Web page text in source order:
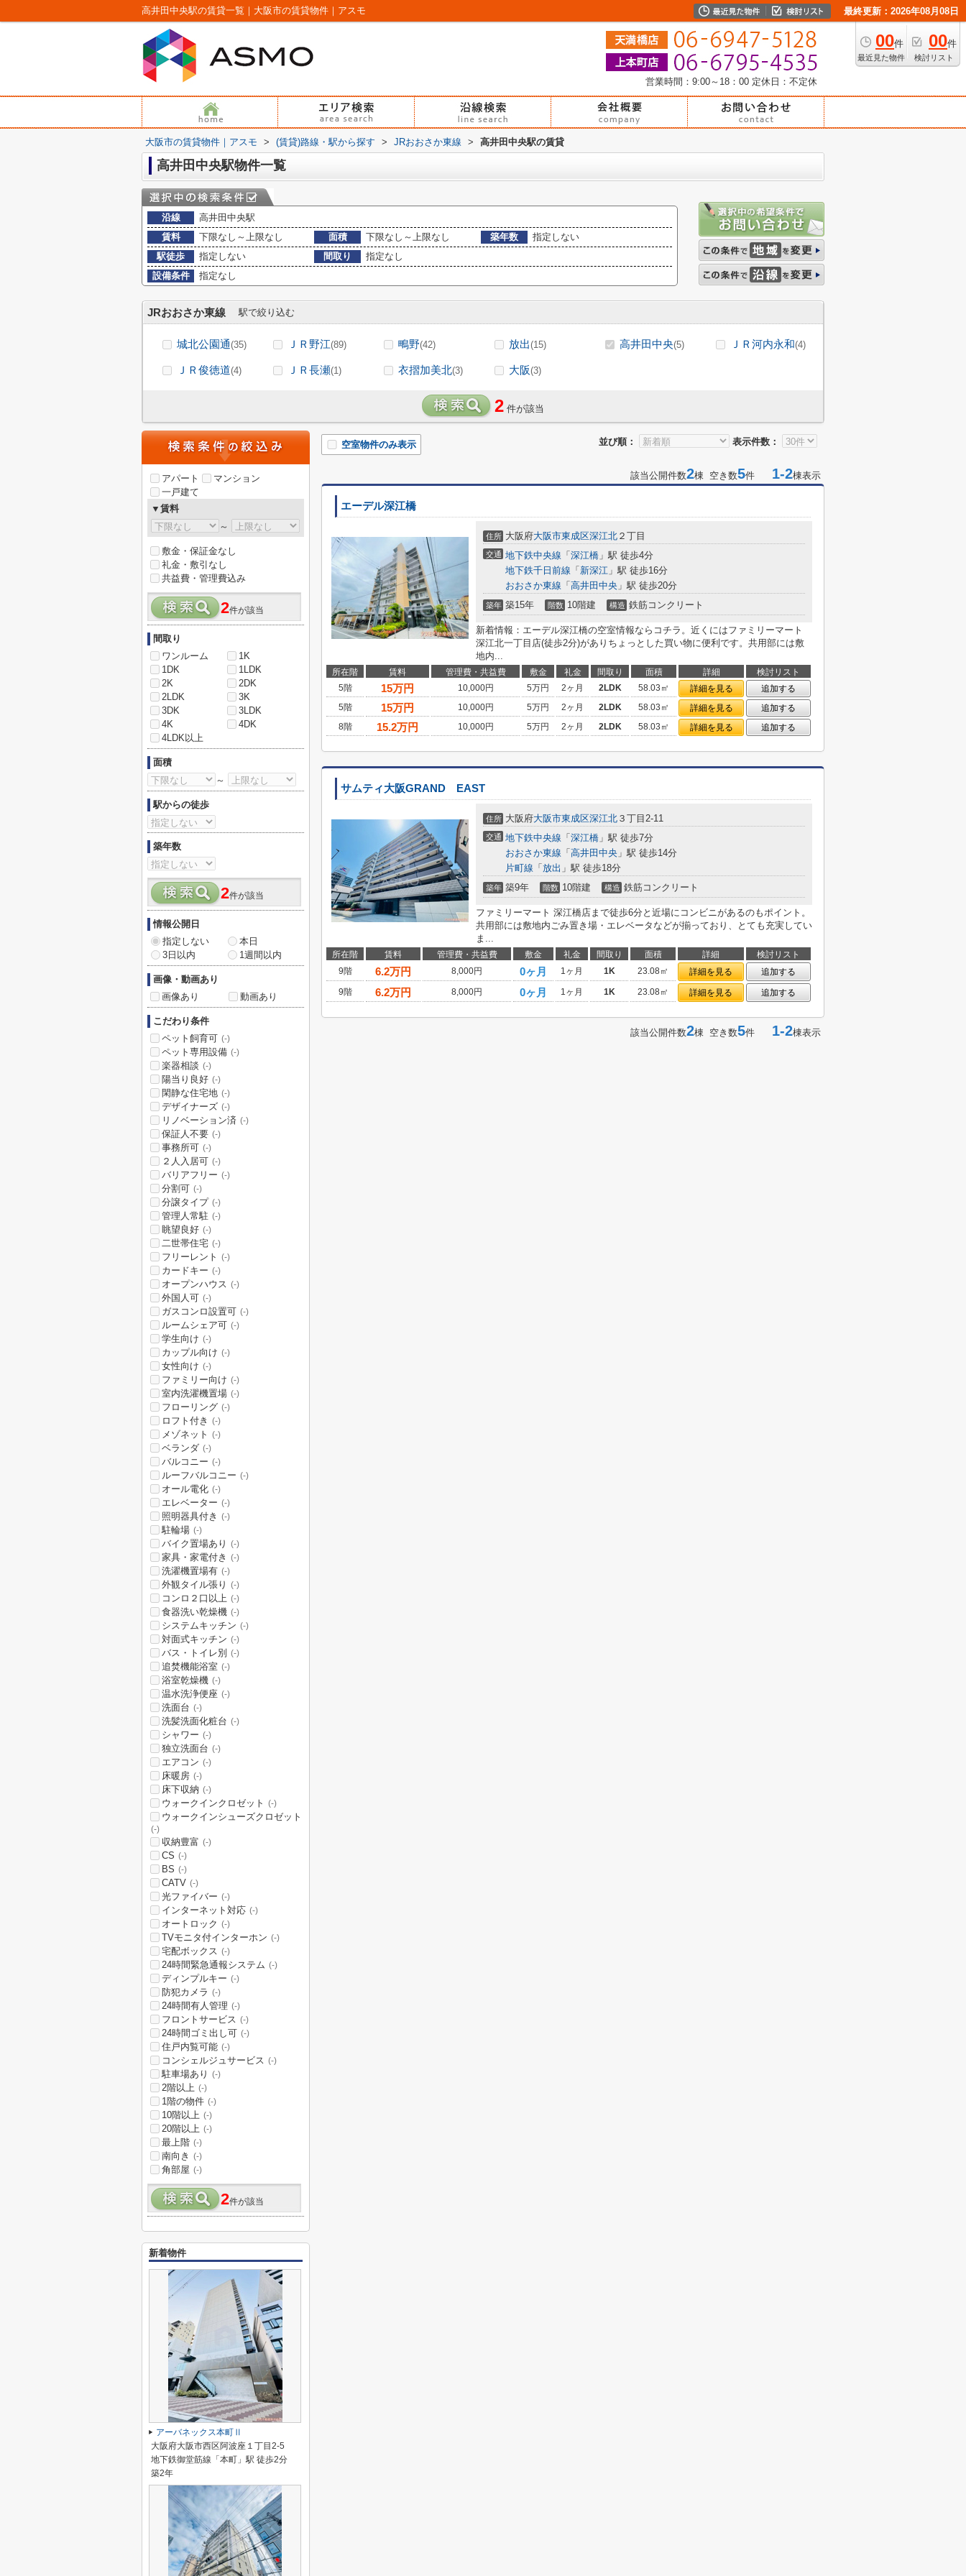
高井田中央駅の賃貸一覧｜大阪市の賃貸物件｜アスモ 最終更新：2026年08月08日
00件
最近見た物件
00件
検討リスト
営業時間：9:00～18：00 定休日：不定休
大阪市の賃貸物件｜アスモ > (賃貸)路線・駅から探す > JRおおさか東線 > 高井田中央駅の賃貸
高井田中央駅物件一覧
沿線
高井田中央駅
賃料
下限なし～上限なし 面積 下限なし～上限なし 築年数
指定しない
駅徒歩
指定しない 間取り
指定なし
設備条件
指定なし
JRおおさか東線 駅で絞り込む
城北公園通(35) ＪＲ野江(89) 鴫野(42) 放出(15) 高井田中央(5) ＪＲ河内永和(4)
ＪＲ俊徳道(4) ＪＲ長瀬(1) 衣摺加美北(3) 大阪(3)
2 件が該当
並び順： 表示件数：
空室物件のみ表示
該当公開件数2棟 空き数5件 1-2棟表示
エーデル深江橋
住所 大阪府大阪市東成区深江北 ２丁目
交通 地下鉄中央線 「 深江橋 」駅 徒歩4分
地下鉄千日前線 「 新深江 」駅 徒歩16分
おおさか東線 「 高井田中央 」駅 徒歩20分
築年 築15年 階数 10階建 構造 鉄筋コンクリート
新着情報：エーデル深江橋の空室情報ならコチラ。近くにはファミリーマート
深江北一丁目店(徒歩2分)がありちょっとした買い物に便利です。共用部には敷
地内...
所在階 賃料 管理費・共益費 敷金 礼金 間取り 面積 詳細
検討リスト
5階
15万円 10,000円 5万円 2ヶ月 2LDK 58.03㎡ 詳細を見る
追加する
5階
15万円 10,000円 5万円 2ヶ月 2LDK 58.03㎡ 詳細を見る
追加する
8階
15.2万円 10,000円 5万円 2ヶ月 2LDK 58.03㎡ 詳細を見る 追加する
サムティ大阪GRAND EAST
住所 大阪府大阪市東成区深江北 ３丁目2-11
交通 地下鉄中央線 「 深江橋 」駅 徒歩7分
おおさか東線 「 高井田中央 」駅 徒歩14分
片町線 「 放出 」駅 徒歩18分
築年 築9年 階数 10階建 構造 鉄筋コンクリート
ファミリーマート 深江橋店まで徒歩6分と近場にコンビニがあるのもポイント。
共用部には敷地内ごみ置き場・エレベータなどが揃っており、とても充実してい
ま...
所在階 賃料 管理費・共益費 敷金 礼金 間取り 面積 詳細
検討リスト
9階
6.2万円 8,000円 0ヶ月 1ヶ月 1K 23.08㎡ 詳細を見る
追加する
9階
6.2万円 8,000円 0ヶ月 1ヶ月 1K 23.08㎡ 詳細を見る 追加する
該当公開件数2棟 空き数5件 1-2棟表示
アパート
マンション
一戸建て
▼賃料
～
敷金・保証金なし
礼金・敷引なし
共益費・管理費込み
2件が該当
間取り
ワンルーム
1K
1DK
1LDK
2K
2DK
2LDK
3K
3DK
3LDK
4K
4DK
4LDK以上
面積
～
駅からの徒歩
築年数
2件が該当
情報公開日
指定しない
本日
3日以内
1週間以内
画像・動画あり
画像あり
動画あり
こだわり条件
ペット飼育可 (-)
ペット専用設備 (-)
楽器相談 (-)
陽当り良好 (-)
閑静な住宅地 (-)
デザイナーズ (-)
リノベーション済 (-)
保証人不要 (-)
事務所可 (-)
２人入居可 (-)
バリアフリー (-)
分割可 (-)
分譲タイプ (-)
管理人常駐 (-)
眺望良好 (-)
二世帯住宅 (-)
フリーレント (-)
カードキー (-)
オープンハウス (-)
外国人可 (-)
ガスコンロ設置可 (-)
ルームシェア可 (-)
学生向け (-)
カップル向け (-)
女性向け (-)
ファミリー向け (-)
室内洗濯機置場 (-)
フローリング (-)
ロフト付き (-)
メゾネット (-)
ベランダ (-)
バルコニー (-)
ルーフバルコニー (-)
オール電化 (-)
エレベーター (-)
照明器具付き (-)
駐輪場 (-)
バイク置場あり (-)
家具・家電付き (-)
洗濯機置場有 (-)
外観タイル張り (-)
コンロ２口以上 (-)
食器洗い乾燥機 (-)
システムキッチン (-)
対面式キッチン (-)
バス・トイレ別 (-)
追焚機能浴室 (-)
浴室乾燥機 (-)
温水洗浄便座 (-)
洗面台 (-)
洗髪洗面化粧台 (-)
シャワー (-)
独立洗面台 (-)
エアコン (-)
床暖房 (-)
床下収納 (-)
ウォークインクロゼット (-)
ウォークインシューズクロゼット
(-)
収納豊富 (-)
CS (-)
BS (-)
CATV (-)
光ファイバー (-)
インターネット対応 (-)
オートロック (-)
TVモニタ付インターホン (-)
宅配ボックス (-)
24時間緊急通報システム (-)
ディンプルキー (-)
防犯カメラ (-)
24時間有人管理 (-)
フロントサービス (-)
24時間ゴミ出し可 (-)
住戸内覧可能 (-)
コンシェルジュサービス (-)
駐車場あり (-)
2階以上 (-)
1階の物件 (-)
10階以上 (-)
20階以上 (-)
最上階 (-)
南向き (-)
角部屋 (-)
2件が該当
新着物件
アーバネックス本町Ⅱ
大阪府大阪市西区阿波座１丁目2-5
地下鉄御堂筋線「本町」駅 徒歩2分
築2年